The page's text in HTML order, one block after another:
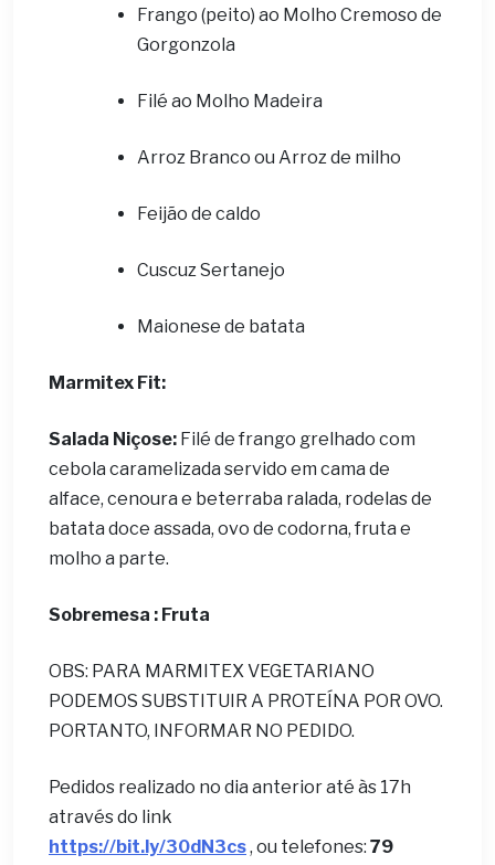
Frango (peito) ao Molho Cremoso de
Gorgonzola
Filé ao Molho Madeira
Arroz Branco ou Arroz de milho
Feijão de caldo
Cuscuz Sertanejo
Maionese de batata
Marmitex Fit:
Salada Niçose: Filé de frango grelhado com
cebola caramelizada servido em cama de
alface, cenoura e beterraba ralada, rodelas de
batata doce assada, ovo de codorna, fruta e
molho a parte.
Sobremesa : Fruta
OBS: PARA MARMITEX VEGETARIANO
PODEMOS SUBSTITUIR A PROTEÍNA POR OVO.
PORTANTO, INFORMAR NO PEDIDO.
Pedidos realizado no dia anterior até às 17h
através do link
https://bit.ly/30dN3cs, ou telefones: 79